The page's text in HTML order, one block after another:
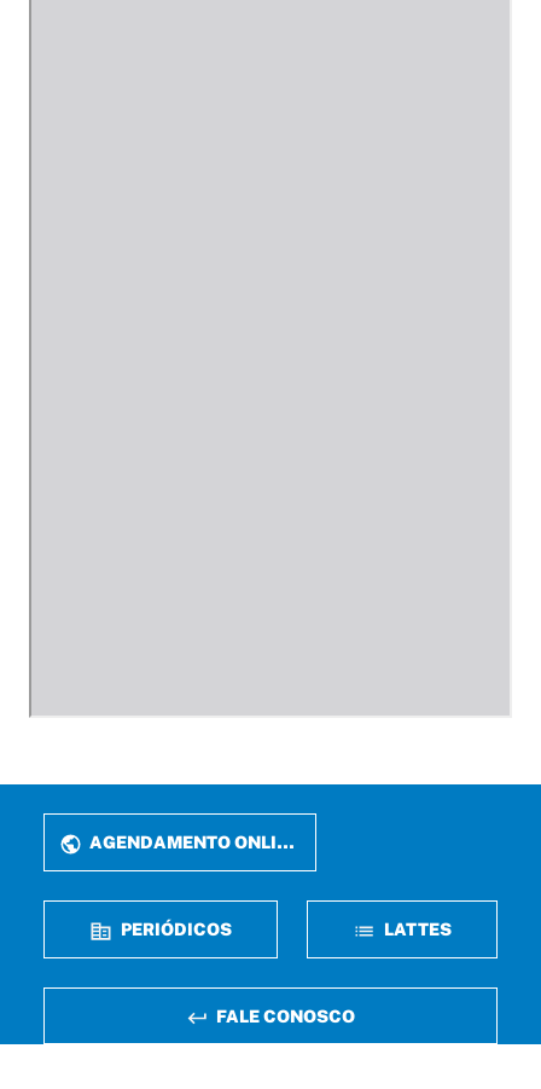
AGENDAMENTO ONLINE
PERIÓDICOS LATTES
FALE CONOSCO